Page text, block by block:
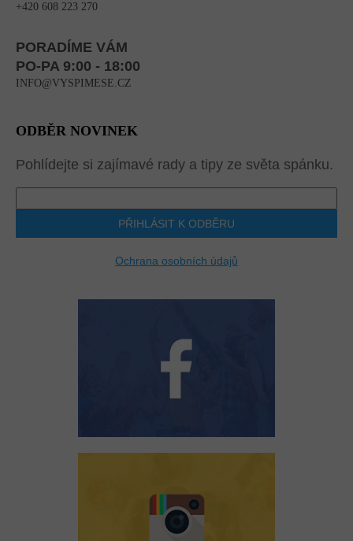
+420 608 223 270
PORADÍME VÁM
PO-PA 9:00 - 18:00
INFO@VYSPIMESE.CZ
ODBĚR NOVINEK
Pohlídejte si zajímavé rady a tipy ze světa spánku.
PŘIHLÁSIT K ODBĚRU
Ochrana osobních údajů